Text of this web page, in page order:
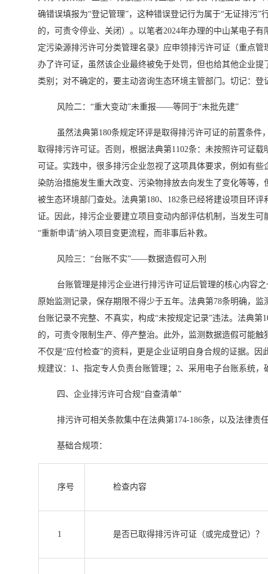
确错误填报为“登记管理”，这种错误登记行为属于“无证排污
的，可责令停业、关闭）。以笔者2024年办理的中山某电子
定污染源排污许可分类管理名录》应申领排污许可证（重点
办了许可证，虽然该企业最终被免于处罚，但也给其他企业
类别；对不确定的，要主动咨询生态环境主管部门。切记：
风险二：“重大变动”未重报——等同于“未批先建”
虽然法典第180条规定环评是取得排污许可证的前置条
取得排污许可证。否则，根据法典第1102条：未按照许可证
可证。实践中，很多排污企业忽视了这项具体要求，例如有
染防治措施发生重大改变、污染物排放去向发生了变化等等
被生态环境部门查处。法典第180、182条已经将建设项目环
证。因此，排污企业要建立项目变动内部评估机制，当发生
“重新申请”纳入项目变更流程，而非事后补救。
风险三：“台账不实”——数据造假可入刑
台账管理是排污企业进行排污许可证后管理的核心内容
原始监测记录，保存期限不得少于五年。法典第78条明确，
台账记录不完整、不真实，构成“未按规定记录”违法。法典
的，可责令限制生产、停产整治。此外，监测数据造假可能触
不仅是“应付检查”的资料，更是企业证明自身合规的证据。
规建议：1、指定专人负责台账管理；2、采用电子台账系统
四、企业排污许可合规“自查清单”
排污许可相关条款集中在法典第174-186条，以及法律责
基础合规项：
序号 检查内容
1 是否已取得排污许可证（或完成登记）？